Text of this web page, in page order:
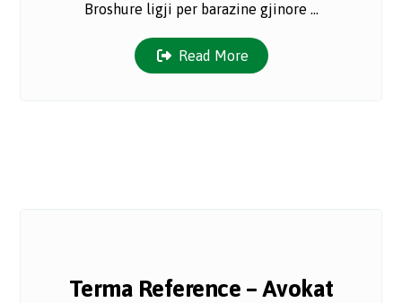
Broshure ligji per barazine gjinore ...
Read More
Terma Reference – Avokat